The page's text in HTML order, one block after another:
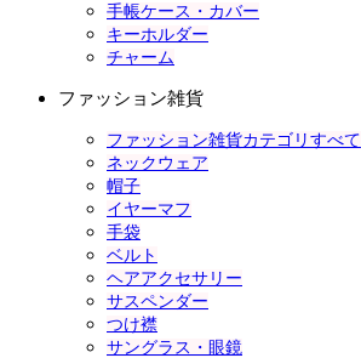
手帳ケース・カバー
キーホルダー
チャーム
ファッション雑貨
ファッション雑貨カテゴリすべて
ネックウェア
帽子
イヤーマフ
手袋
ベルト
ヘアアクセサリー
サスペンダー
つけ襟
サングラス・眼鏡